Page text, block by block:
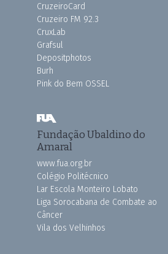
CruzeiroCard
Cruzeiro FM 92.3
CruxLab
Grafsul
Depositphotos
Burh
Pink do Bem OSSEL
Fundação Ubaldino do
Amaral
www.fua.org.br
Colégio Politécnico
Lar Escola Monteiro Lobato
Liga Sorocabana de Combate ao
Câncer
Vila dos Velhinhos